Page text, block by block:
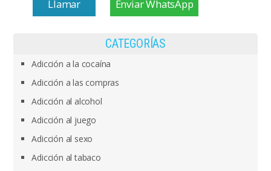
Llamar Enviar WhatsApp
CATEGORÍAS
Adicción a la cocaína
Adicción a las compras
Adicción al alcohol
Adicción al juego
Adicción al sexo
Adicción al tabaco